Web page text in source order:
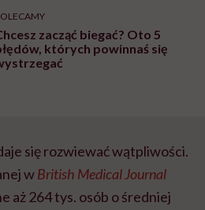
zacząć biegać? Oto 5
których powinnaś się
się rozwiewać wątpliwości.
wBritish Medical Journal
aż 264 tys. osób o średniej